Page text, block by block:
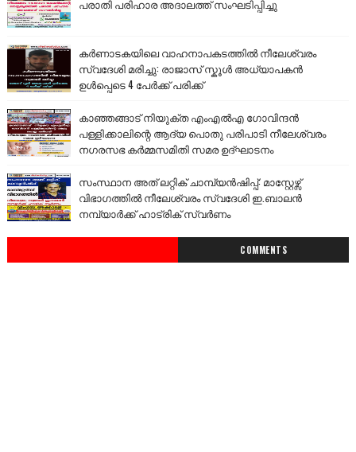
പരാതി പരിഹാര അദാലത്ത് സംഘടിപ്പിച്ചു
കർണാടകയിലെ വാഹനാപകടത്തിൽ നീലേശ്വരം
സ്വദേശി മരിച്ചു: രാജാസ് സ്കൂൾ അധ്യാപകൻ
ഉൾപ്പെടെ 4 പേർക്ക് പരിക്ക്
കാഞ്ഞങ്ങാട് നിയുക്ത എംഎൽഎ ഗോവിന്ദൻ
പള്ളിക്കാലിന്റെ ആദ്യ പൊതു പരിപാടി നീലേശ്വരം
നഗരസഭ കർമ്മസമിതി സമര ഉദ്ഘാടനം
സംസ്ഥാന അത് ലറ്റിക് ചാമ്പ്യൻഷിപ്പ്: മാസ്റ്റേഴ്സ്
വിഭാഗത്തിൽ നീലേശ്വരം സ്വദേശി ഇ.ബാലൻ
നമ്പ്യാർക്ക് ഹാട്രിക് സ്വർണം
COMMENTS